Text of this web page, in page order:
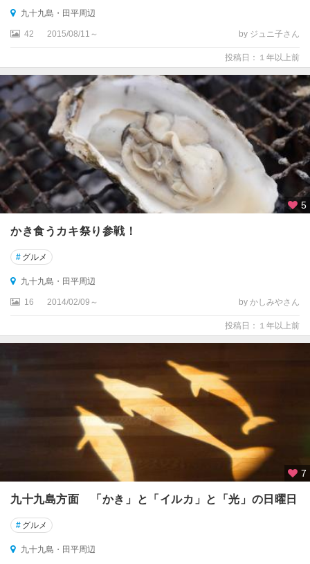
九十九島・田平周辺
42 2015/08/11～ by ジュニ子さん
投稿日：１年以上前
5
かき食うカキ祭り参戦！
# グルメ
九十九島・田平周辺
16 2014/02/09～ by かしみやさん
投稿日：１年以上前
7
九十九島方面 「かき」と「イルカ」と「光」の日曜日
# グルメ
九十九島・田平周辺